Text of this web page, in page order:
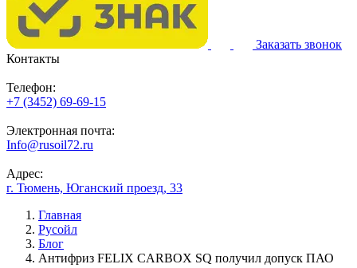
Заказать звонок
Контакты
Телефон:
+7 (3452) 69-69-15
Электронная почта:
Info@rusoil72.ru
Адрес:
г. Тюмень, Юганский проезд, 33
Главная
Русойл
Блог
Антифриз FELIX CARBOX SQ получил допуск ПАО